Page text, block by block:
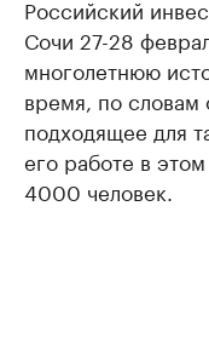
Российский
Сочи 27-28
многолетнюю
время, по словам
подходящее для
его работе в
4000 человек.